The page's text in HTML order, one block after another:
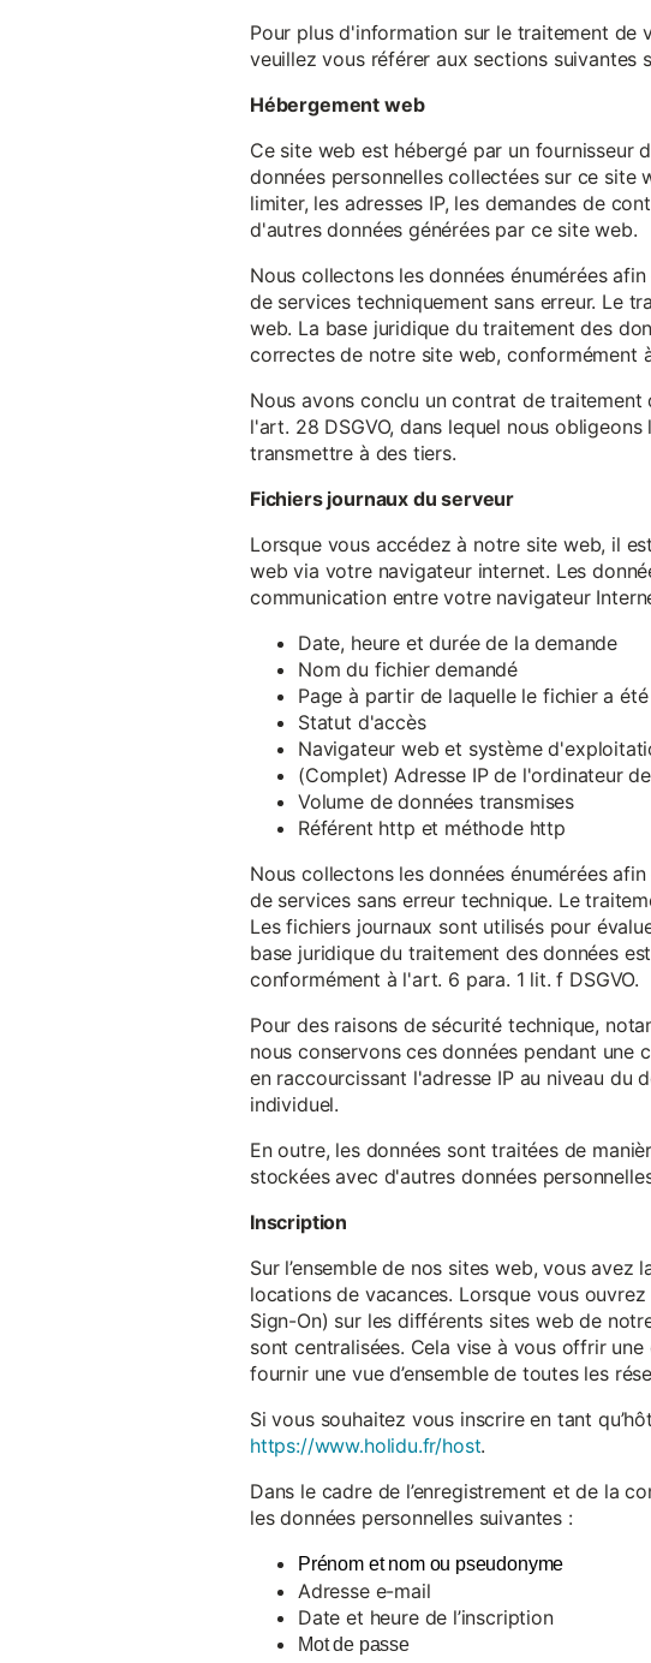
Pour plus d'information sur le traitement de
veuillez vous référer aux sections
Hébergement web
Ce site web est hébergé par un fournisseur
données personnelles collectées sur ce site
limiter, les adresses IP, les demandes de
d'autres données générées par ce site web.
Nous collectons les données énumérées
de services techniquement sans erreur. Le
web. La base juridique du traitement des
correctes de notre site web, conformément
Nous avons conclu un contrat de
l'art. 28 DSGVO, dans lequel nous
transmettre à des tiers.
Fichiers journaux du serveur
Lorsque vous accédez à notre site web, il
web via votre navigateur internet. Les
communication entre votre navigateur
Date, heure et durée de la demande
Nom du fichier demandé
Page à partir de laquelle le fichier a
Statut d'accès
Navigateur web et système
(Complet) Adresse IP de l'ordinateur
Volume de données transmises
Référent http et méthode http
Nous collectons les données énumérées
de services sans erreur technique. Le
Les fichiers journaux sont utilisés pour
base juridique du traitement des données
conformément à l'art. 6 para. 1 lit. f DSGVO.
Pour des raisons de sécurité technique,
nous conservons ces données pendant une
en raccourcissant l'adresse IP au niveau
individuel.
En outre, les données sont traitées de
stockées avec d'autres données
Inscription
Sur l’ensemble de nos sites web, vous
locations de vacances. Lorsque vous
Sign-On) sur les différents sites web de
sont centralisées. Cela vise à vous offrir
fournir une vue d’ensemble de toutes les
Si vous souhaitez vous inscrire en tant
https://www.holidu.fr/host.
Dans le cadre de l’enregistrement et de la
les données personnelles suivantes :
Prénom et nom ou pseudonyme
Adresse e-mail
Date et heure de l’inscription
Mot de passe